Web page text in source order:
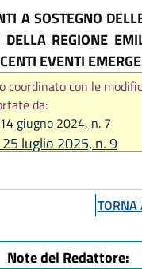
A SOSTEGNO
DELLA REGIONE
EVENTI
coordinato con le
da:
giugno 2024, n. 7
25 luglio 2025, n. 9
TORNA
Note del Redattore: